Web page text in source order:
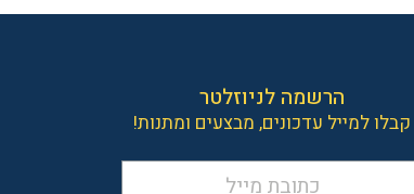
הרשמה לניוזלטר
קבלו למייל עדכונים, מבצעים ומתנות!